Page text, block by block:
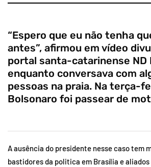
“Espero que eu não tenha
antes”, afirmou em vídeo
portal santa-catarinense ND
enquanto conversava com
pessoas na praia. Na terça-
Bolsonaro foi passear de
A ausência do presidente nesse caso tem
bastidores da politica em Brasília e